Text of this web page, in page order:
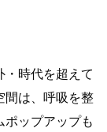
・時代を超えて
間は、呼吸を整
ポップアップも